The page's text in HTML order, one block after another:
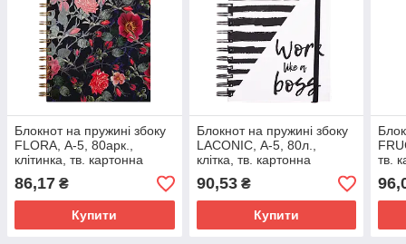
Блокнот на пружині збоку
FLORA, А-5, 80арк.,
клітинка, тв. картонна
обкладинка, темно-синій
86,17 ₴
Купити
Блокнот на пружині збоку
LACONIC, А-5, 80л.,
клітка, тв. картонна
обкладинка, білий
90,53₴
Купити
тв.